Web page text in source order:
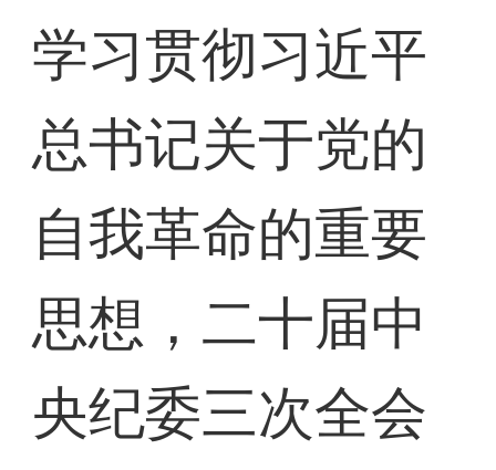
学习贯彻习近平
总书记关于党的
自我革命的重要
思想，二十届中
央纪委三次全会